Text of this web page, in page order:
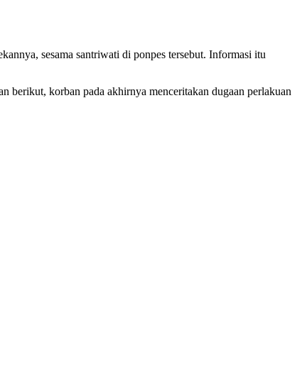
sesama santriwati di ponpes tersebut. Informasi itu
berikut, korban pada akhirnya menceritakan dugaan perlakuan